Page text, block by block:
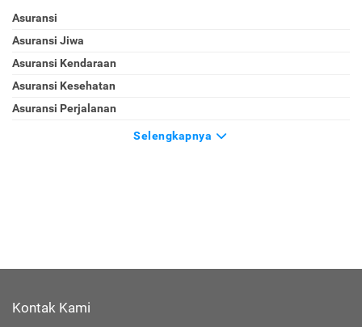
Asuransi
Asuransi Jiwa
Asuransi Kendaraan
Asuransi Kesehatan
Asuransi Perjalanan
Selengkapnya
Kontak Kami